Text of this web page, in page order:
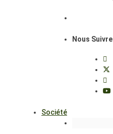
Nous Suivre
Société